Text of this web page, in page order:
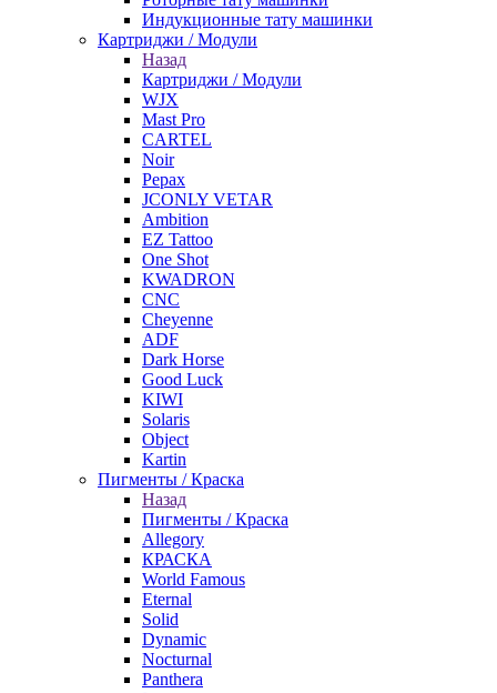
Индукционные тату машинки
Картриджи / Модули
Назад
Картриджи / Модули
WJX
Mast Pro
CARTEL
Noir
Pepax
JCONLY VETAR
Ambition
EZ Tattoo
One Shot
KWADRON
CNC
Cheyenne
ADF
Dark Horse
Good Luck
KIWI
Solaris
Object
Kartin
Пигменты / Краска
Назад
Пигменты / Краска
Allegory
КРАСКА
World Famous
Eternal
Solid
Dynamic
Nocturnal
Panthera